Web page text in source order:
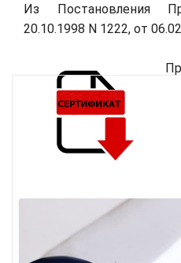
Из Постановления
20.10.1998 N 1222, от